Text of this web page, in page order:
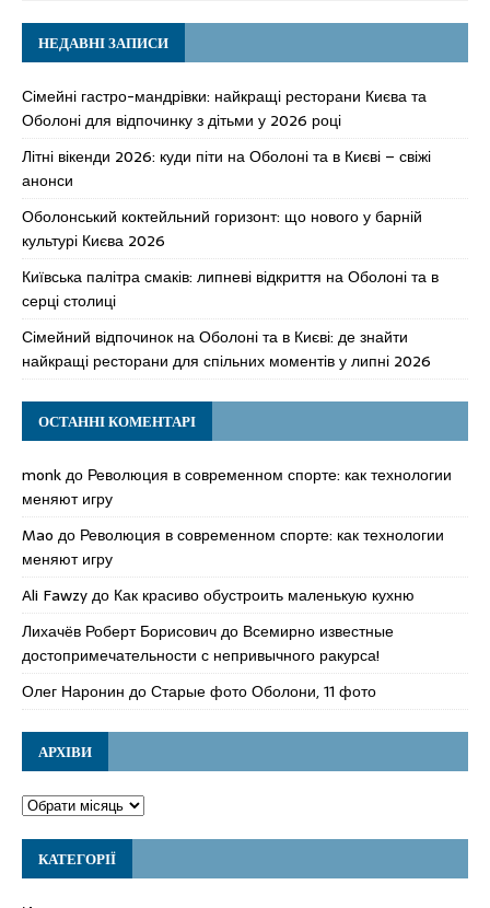
НЕДАВНІ ЗАПИСИ
Сімейні гастро-мандрівки: найкращі ресторани Києва та
Оболоні для відпочинку з дітьми у 2026 році
Літні вікенди 2026: куди піти на Оболоні та в Києві – свіжі
анонси
Оболонський коктейльний горизонт: що нового у барній
культурі Києва 2026
Київська палітра смаків: липневі відкриття на Оболоні та в
серці столиці
Сімейний відпочинок на Оболоні та в Києві: де знайти
найкращі ресторани для спільних моментів у липні 2026
ОСТАННІ КОМЕНТАРІ
monkдо Революция в современном спорте: как технологии
меняют игру
Mao до Революция в современном спорте: как технологии
меняют игру
Ali Fawzyдо Как красиво обустроить маленькую кухню
Лихачёв Роберт Борисовичдо Всемирно известные
достопримечательности с непривычного ракурса!
Олег Наронин доСтарые фото Оболони, 11 фото
АРХІВИ
КАТЕГОРІЇ